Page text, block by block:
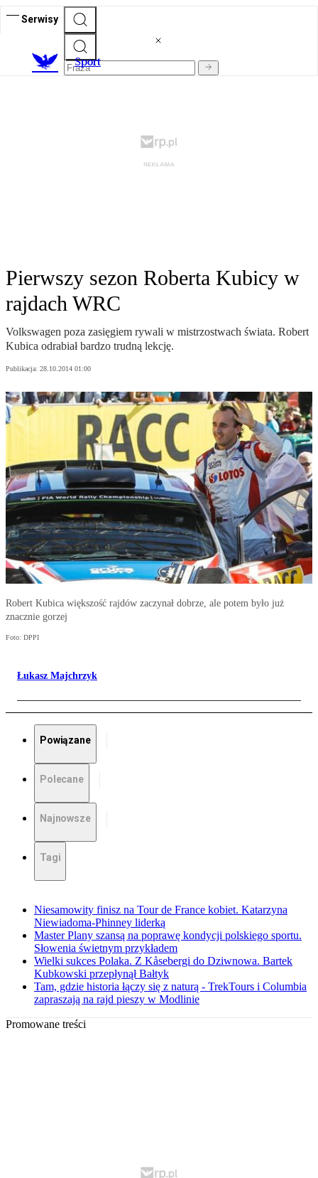
Serwisy
Sport
Pierwszy sezon Roberta Kubicy w
rajdach WRC
Volkswagen poza zasięgiem rywali w mistrzostwach świata. Robert
Kubica odrabiał bardzo trudną lekcję.
Publikacja: 28.10.2014 01:00
Robert Kubica większość rajdów zaczynał dobrze, ale potem było już
znacznie gorzej
Foto: DPPI
Łukasz Majchrzyk
Powiązane
Polecane
Najnowsze
Tagi
Niesamowity finisz na Tour de France kobiet. Katarzyna
Niewiadoma-Phinney liderką
Master Plany szansą na poprawę kondycji polskiego sportu.
Słowenia świetnym przykładem
Wielki sukces Polaka. Z Kåsebergi do Dziwnowa. Bartek
Kubkowski przepłynął Bałtyk
Tam, gdzie historia łączy się z naturą - TrekTours i Columbia
zapraszają na rajd pieszy w Modlinie
Promowane treści